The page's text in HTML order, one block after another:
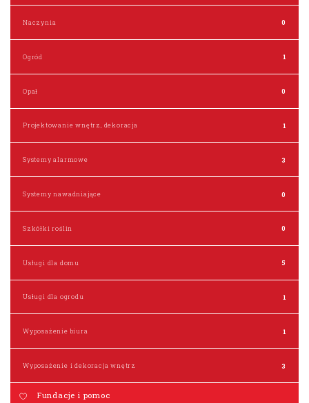
Naczynia 0
Ogród 1
Opał 0
Projektowanie wnętrz, dekoracja 1
Systemy alarmowe 3
Systemy nawadniające 0
Szkółki roślin 0
Usługi dla domu 5
Usługi dla ogrodu 1
Wyposażenie biura 1
Wyposażenie i dekoracja wnętrz 3
Fundacje i pomoc